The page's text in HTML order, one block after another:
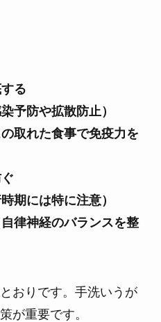
る
予防や拡散防止）
取れた食事で免疫力を
期には特に注意）
律神経のバランスを整
おりです。手洗いうが
が重要です。